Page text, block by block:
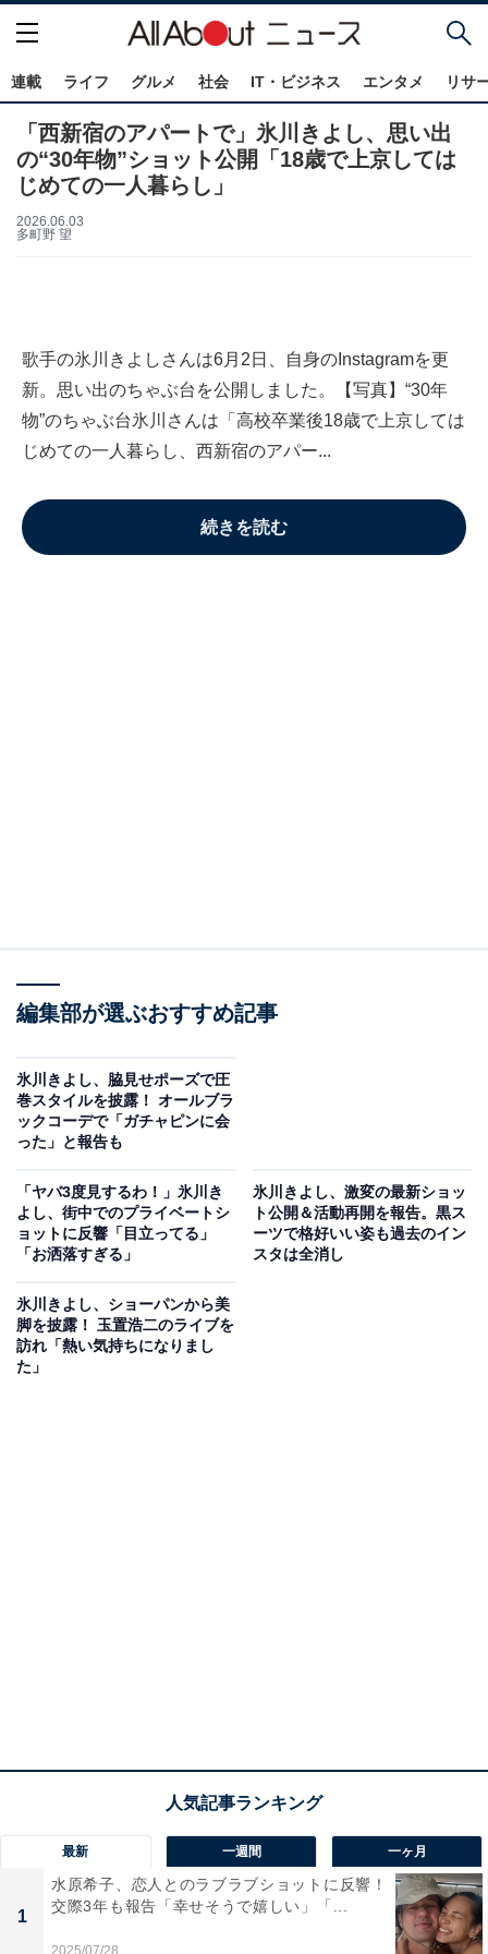
連載 ライフ グルメ 社会 IT・ビジネス エンタメ リサ
「西新宿のアパートで」氷川きよし、思い出
の“30年物”ショット公開「18歳で上京しては
じめての一人暮らし」
2026.06.03
多町野 望
歌手の氷川きよしさんは6月2日、自身のInstagramを更
新。思い出のちゃぶ台を公開しました。【写真】“30年
物”のちゃぶ台氷川さんは「高校卒業後18歳で上京しては
じめての一人暮らし、西新宿のアパー...
続きを読む
編集部が選ぶおすすめ記事
氷川きよし、脇見せポーズで圧
巻スタイルを披露！ オールブラ
ックコーデで「ガチャピンに会
った」と報告も
「ヤバ3度見するわ！」氷川き
よし、街中でのプライベートシ
ョットに反響「目立ってる」
「お洒落すぎる」
氷川きよし、激変の最新ショッ
ト公開＆活動再開を報告。黒ス
ーツで格好いい姿も過去のイン
スタは全消し
氷川きよし、ショーパンから美
脚を披露！ 玉置浩二のライブを
訪れ「熱い気持ちになりまし
た」
最新 一週間 一ヶ月
1
水原希子、恋人とのラブラブショットに反響！
交際3年も報告「幸せそうで嬉しい」「...